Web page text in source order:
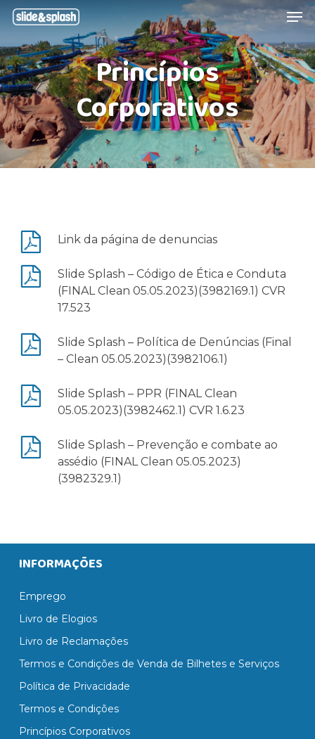
Skip
main
content
Princípios
Corporativos
Link da página de denuncias
Slide Splash – Código de Ética e Conduta
(FINAL Clean 05.05.2023)(3982169.1) CVR
17.523
Slide Splash – Política de Denúncias (Final
– Clean 05.05.2023)(3982106.1)
Slide Splash – PPR (FINAL Clean
05.05.2023)(3982462.1) CVR 1.6.23
Slide Splash – Prevenção e combate ao
assédio (FINAL Clean 05.05.2023)
(3982329.1)
INFORMAÇÕES
Emprego
Livro de Elogios
Livro de Reclamações
Termos e Condições de Venda de Bilhetes e Serviços
Política de Privacidade
Termos e Condições
Princípios Corporativos
Menu